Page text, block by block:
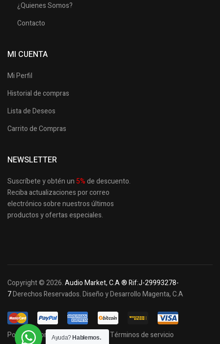
¿Quienes Somos?
Contacto
MI CUENTA
Mi Perfil
Historial de compras
Lista de Deseos
Carrito de Compras
NEWSLETTER
Suscríbete y obtén un 5%de descuento.
Reciba actualizaciones por correo
electrónico sobre nuestros últimos
productosy ofertas especiales.
Copyright © 2026.Audio Market, C.A ® Rif:J-29993278-
7Derechos Reservados. Diseño y Desarrollo Magenta, C.A
Política de privacidad y cookies Términos de servicio
Ayuda? Hablemos.